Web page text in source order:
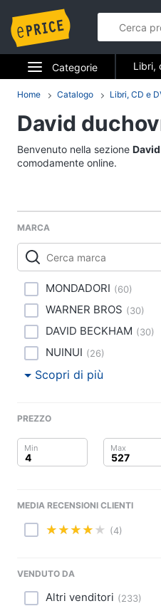
Categorie
Elettrodomestici
Informatica
Telefonia
Videogiochi
Audio e musica
Arredo
Brico e Giardinaggio
Prima infanzia
Casalinghi
Libri,
Home Catalogo Libri, CD e
David
Benvenuto nella sezione
comodamente online.
MARCA
MONDADORI (60)
WARNER BROS (30)
DAVID BECKHAM (30)
NUINUI (26)
Scopri di più
PREZZO
MEDIA RECENSIONI CLIENTI
(4)
VENDUTO DA
Altri venditori (233)